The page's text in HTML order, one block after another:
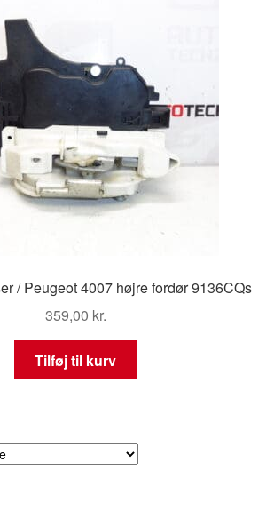
/ Peugeot 4007 højre fordør 9136CQs
359,00 kr.
Tilføj til kurv